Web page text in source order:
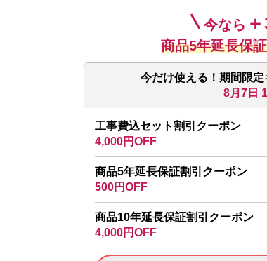
今なら
商品5年延長保証
今だけ使える！期間限
8月7日
工事費込セット割引クーポン
4,000円OFF
商品5年延長保証割引クーポン
500円OFF
商品10年延長保証割引クーポン
4,000円OFF